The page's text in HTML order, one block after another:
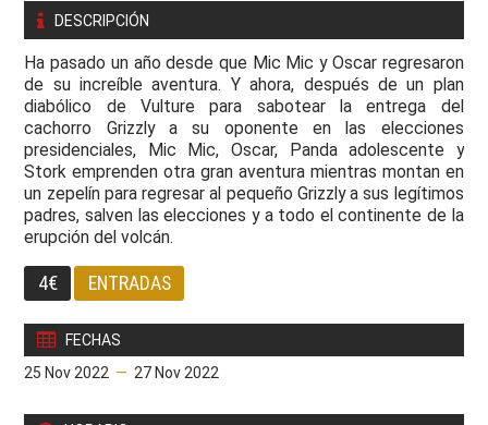
DESCRIPCIÓN
Ha pasado un año desde que Mic Mic y Oscar regresaron
de su increíble aventura. Y ahora, después de un plan
diabólico de Vulture para sabotear la entrega del
cachorro Grizzly a su oponente en las elecciones
presidenciales, Mic Mic, Oscar, Panda adolescente y
Stork emprenden otra gran aventura mientras montan en
un zepelín para regresar al pequeño Grizzly a sus legítimos
padres, salven las elecciones y a todo el continente de la
erupción del volcán.
4€ ENTRADAS
FECHAS
25 Nov 2022 — 27 Nov 2022